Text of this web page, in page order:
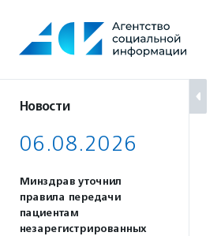
содержанию
Новости
06.08.2026
Минздрав уточнил
правила передачи
пациентам
незарегистрированных